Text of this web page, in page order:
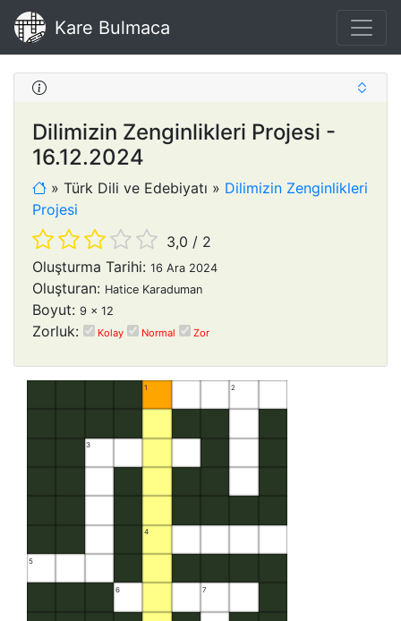
Kare Bulmaca
Dilimizin Zenginlikleri Projesi -
16.12.2024
» Türk Dili ve Edebiyatı » Dilimizin Zenginlikleri
Projesi
3,0 / 2
Oluşturma Tarihi: 16 Ara 2024
Oluşturan: Hatice Karaduman
Boyut: 9 x 12
Zorluk: Kolay Normal Zor
5
3
6
1
4
7
2